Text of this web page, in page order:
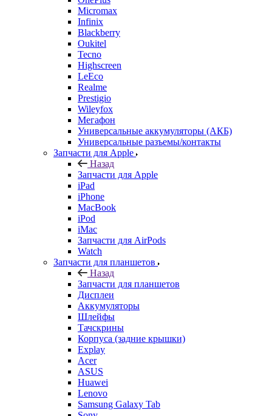
Oukitel
Tecno
Highscreen
LeEco
Realme
Prestigio
Wileyfox
Мегафон
Универсальные аккумуляторы (АКБ)
Универсальные разъемы/контакты
Запчасти для Apple
Назад
Запчасти для Apple
iPad
iPhone
MacBook
iPod
iMac
Запчасти для AirPods
Watch
Запчасти для планшетов
Назад
Запчасти для планшетов
Дисплеи
Аккумуляторы
Шлейфы
Тачскрины
Корпуса (задние крышки)
Explay
Acer
ASUS
Huawei
Lenovo
Samsung Galaxy Tab
Sony
Xiaomi
Запчасти для ноутбуков
Назад